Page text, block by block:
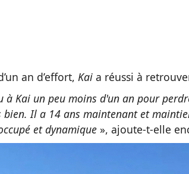
an d’effort, Kai a réussi à
à Kai un peu moins d'un an pour
bien. Il a 14 ans maintenant et
et dynamique », ajoute-t-elle